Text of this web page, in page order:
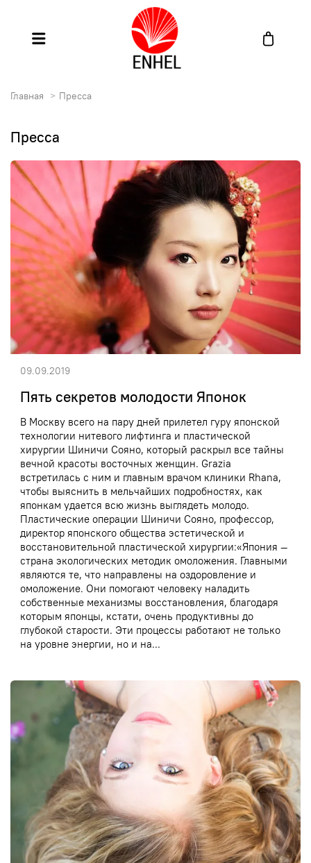
Главная Пресса
Пресса
Пять секретов молодости Японок
В Москву всего на пару дней прилетел гуру японской
технологии нитевого лифтинга и пластической
хирургии Шиничи Сояно, который раскрыл все тайны
вечной красоты восточных женщин. Grazia
встретилась с ним и главным врачом клиники Rhana,
чтобы выяснить в мельчайших подробностях, как
японкам удается всю жизнь выглядеть молодо.
Пластические операции Шиничи Сояно, профессор,
директор японского общества эстетической и
восстановительной пластической хирургии:«Япония —
страна экологических методик омоложения. Главными
являются те, что направлены на оздоровление и
омоложение. Они помогают человеку наладить
собственные механизмы восстановления, благодаря
которым японцы, кстати, очень продуктивны до
глубокой старости. Эти процессы работают не только
на уровне энергии, но и на...
09.09.2019